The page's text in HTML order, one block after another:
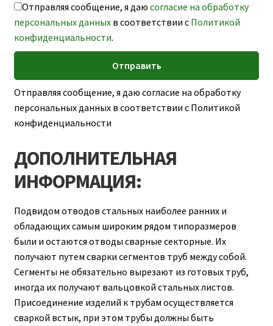
Отправляя сообщение, я даю согласие на обработку
персональных данныхв соответствии с Политикой
конфиденциальности.
Отправляя сообщение, я даю согласие на обработку
персональных данных в соответствии с Политикой
конфиденциальности
ДОПОЛНИТЕЛЬНАЯ
ИНФОРМАЦИЯ:
Подвидом отводов стальных наиболее ранних и
обладающих самым широким рядом типоразмеров
были и остаются отводы сварные секторные. Их
получают путем сварки сегментов труб между собой.
Сегменты не обязательно вырезают из готовых труб,
иногда их получают вальцовкой стальных листов.
Присоединение изделий к трубам осуществляется
сваркой встык, при этом трубы должны быть